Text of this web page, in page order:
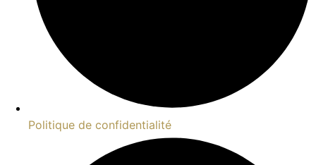
Politique de confidentialité